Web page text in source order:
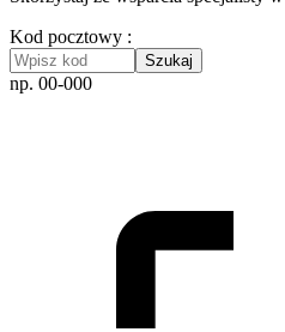
Kod pocztowy :
Szukaj
np. 00-000